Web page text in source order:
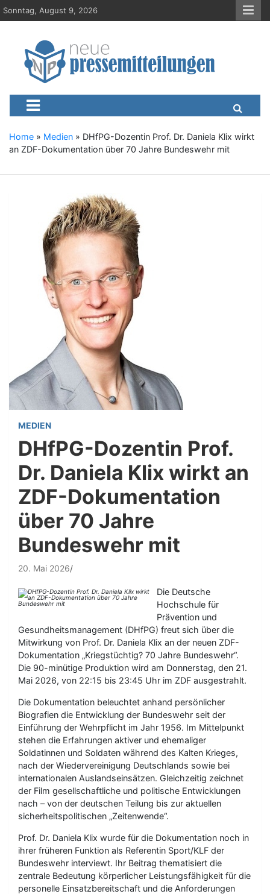
S
k
Sonntag, August 9, 2026
Neue-
Presseportal, Nachrichten, News, Meldungen, Wirtschaft
Home » Medien » DHfPG-Dozentin Prof. Dr. Daniela Klix wirkt
an ZDF-Dokumentation über 70 Jahre Bundeswehr mit
MEDIEN
DHfPG-Dozentin Prof.
Dr. Daniela Klix wirkt an
ZDF-Dokumentation
über 70 Jahre
Bundeswehr mit
20. Mai 2026
Die Deutsche
Hochschule für
Prävention und
Gesundheitsmanagement (DHfPG) freut sich über die
Mitwirkung von Prof. Dr. Daniela Klix an der neuen ZDF-
Dokumentation „Kriegstüchtig? 70 Jahre Bundeswehr“.
Die 90-minütige Produktion wird am Donnerstag, den 21.
Mai 2026, von 22:15 bis 23:45 Uhr im ZDF ausgestrahlt.
Die Dokumentation beleuchtet anhand persönlicher
Biografien die Entwicklung der Bundeswehr seit der
Einführung der Wehrpflicht im Jahr 1956. Im Mittelpunkt
stehen die Erfahrungen aktiver und ehemaliger
Soldatinnen und Soldaten während des Kalten Krieges,
nach der Wiedervereinigung Deutschlands sowie bei
internationalen Auslandseinsätzen. Gleichzeitig zeichnet
der Film gesellschaftliche und politische Entwicklungen
nach – von der deutschen Teilung bis zur aktuellen
sicherheitspolitischen „Zeitenwende“.
Prof. Dr. Daniela Klix wurde für die Dokumentation noch in
ihrer früheren Funktion als Referentin Sport/KLF der
Bundeswehr interviewt. Ihr Beitrag thematisiert die
zentrale Bedeutung körperlicher Leistungsfähigkeit für die
personelle Einsatzbereitschaft und die Anforderungen